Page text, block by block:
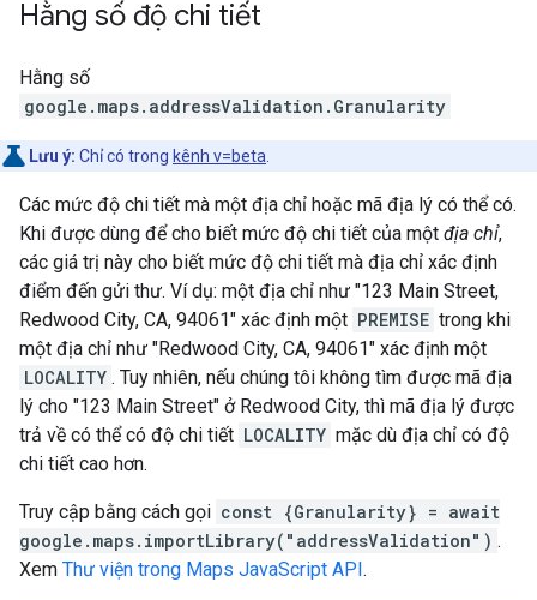
Hằng số độ chi tiết
Hằng số
google.maps.addressValidation . Granularity
Lưu ý: Chỉ có trong kênh v=beta.
Các mức độ chi tiết mà một địa chỉ hoặc mã địa lý có thể có.
Khi được dùng để cho biết mức độ chi tiết của một địa chỉ,
các giá trị này cho biết mức độ chi tiết mà địa chỉ xác định
điểm đến gửi thư. Ví dụ: một địa chỉ như "123 Main Street,
Redwood City, CA, 94061" xác định một PREMISE trong khi
một địa chỉ như "Redwood City, CA, 94061" xác định một
LOCALITY . Tuy nhiên, nếu chúng tôi không tìm được mã địa
lý cho "123 Main Street" ở Redwood City, thì mã địa lý được
trả về có thể có độ chi tiết LOCALITY mặc dù địa chỉ có độ
chi tiết cao hơn.
Truy cập bằng cách gọi const {Granularity} = await
google.maps.importLibrary("addressValidation") .
Xem Thư viện trong Maps JavaScript API .